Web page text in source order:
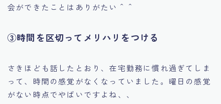
会ができたことはありがたい＾＾
③時間を区切ってメリハリをつける
さきほども話したとおり、在宅勤務に慣れ過ぎてしま
って、時間の感覚がなくなっていました。曜日の感覚
がない時点でやばいですよね、、